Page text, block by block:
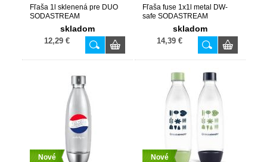
Fľaša 1l sklenená pre DUO
SODASTREAM
skladom
12,29 €
Fľaša fuse 1x1l metal DW-
safe SODASTREAM
skladom
14,39 €
Nové Nové